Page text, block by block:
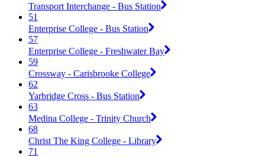
Transport Interchange - Bus Station
51
Enterprise College - Bus Station
57
Enterprise College - Freshwater Bay
59
Crossway - Carisbrooke College
62
Yarbridge Cross - Bus Station
63
Medina College - Trinity Church
68
Christ The King College - Library
71